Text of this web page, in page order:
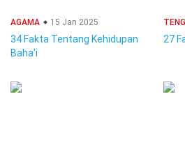
AGAMA 15 Jan 2025
34 Fakta Tentang Kehidupan
Baha'i
27